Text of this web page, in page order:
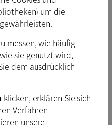
4: Volle Unterstützung für die
um die
messen, wie häufig
sie genutzt wird,
dem ausdrücklich
klicken, erklären Sie sich
Verfahren
unsere